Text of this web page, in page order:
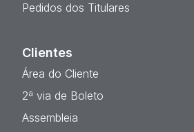
Pedidos dos Titulares
Clientes
Área do Cliente
2ª via de Boleto
Assembleia